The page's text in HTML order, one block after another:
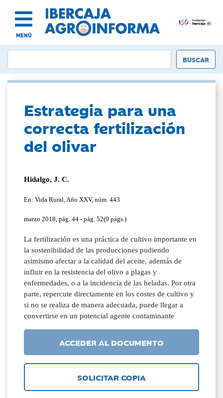
MENÚ
Estrategia para una
correcta fertilización
del olivar
Hidalgo, J. C.
En: Vida Rural, Año XXV, núm. 443
marzo 2018, pág. 44 - pág. 52(9 págs.)
La fertilización es una práctica de cultivo importante en
la sostenibilidad de las producciones pudiendo
asimismo afectar a la calidad del aceite, además de
influir en la resistencia del olivo a plagas y
enfermedades, o a la incidencia de las heladas. Por otra
parte, repercute directamente en los costes de cultivo y
si no se realiza de manera adecuada, puede llegar a
convertirse en un potencial agente contaminante
ACCEDER AL DOCUMENTO
SOLICITAR COPIA